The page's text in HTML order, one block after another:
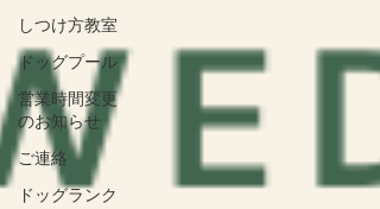
しつけ方教室
ドッグプール
営業時間変更
のお知らせ
ご連絡
ドッグランク